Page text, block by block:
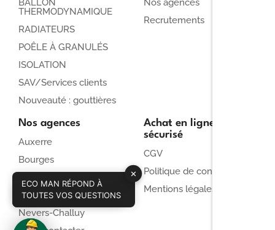
CONSULTEZ ECO MAN !
BALLON
THERMODYNAMIQUE
RADIATEURS
POÊLE À GRANULÉS
ISOLATION
SAV/Services clients
Nouveauté : gouttières
Nos agences
Recrutements
Nos agences
Auxerre
Bourges
Cosne-Cours-sur-Loire
Nevers-Challuy
Achat en ligne
sécurisé
CGV
Politique de confidentialité
Mentions légales
✕
ECO MAN RÉPOND À
TOUTES VOS QUESTIONS